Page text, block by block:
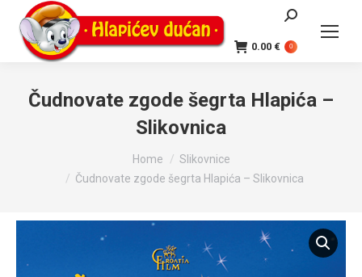
Search:
0.00 € 0
Čudnovate zgode šegrta Hlapića –
Slikovnica
Home
Slikovnice
Čudnovate zgode šegrta Hlapića – Slikovnica